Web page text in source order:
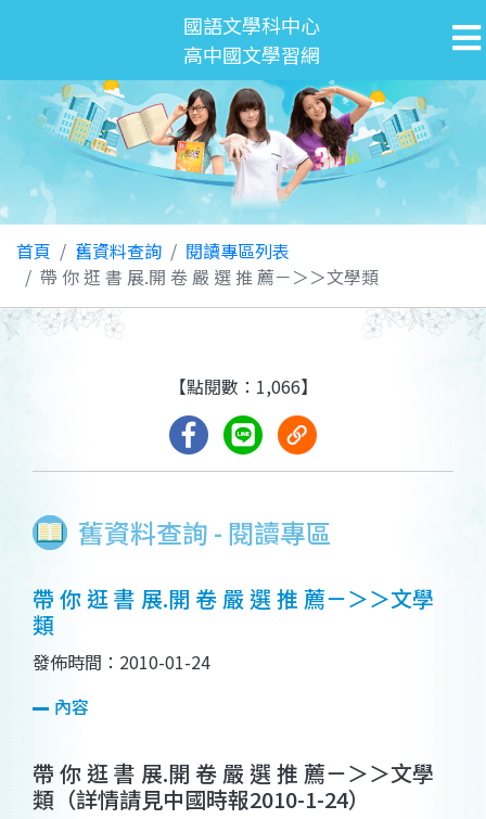
國語文學科中心
高中國文學習網
首頁 舊資料查詢
閱讀專區列表
帶 你 逛 書 展.開 卷 嚴 選 推 薦－＞＞文學類
舊資料查詢 - 閱讀專區
【點閱數：1,066】
帶 你 逛 書 展.開 卷 嚴 選 推 薦－＞＞文學
類
發佈時間：2010-01-24
內容
帶 你 逛 書 展.開 卷 嚴 選 推 薦－＞＞文學
類 （詳情請見中國時報2010-1-24）